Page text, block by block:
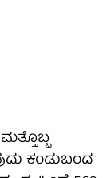
ಕಂಡುಬಂದ